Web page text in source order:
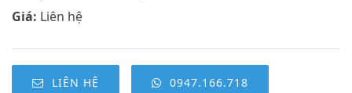
Giá: Liên hệ
LIÊN HỆ 0947.166.718